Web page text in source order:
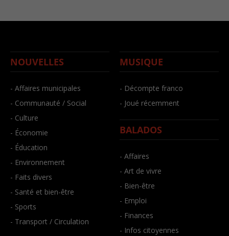
NOUVELLES
- Affaires municipales
- Communauté / Social
- Culture
- Économie
- Éducation
- Environnement
- Faits divers
- Santé et bien-être
- Sports
- Transport / Circulation
MUSIQUE
- Décompte franco
- Joué récemment
BALADOS
- Affaires
- Art de vivre
- Bien-être
- Emploi
- Finances
- Infos citoyennes